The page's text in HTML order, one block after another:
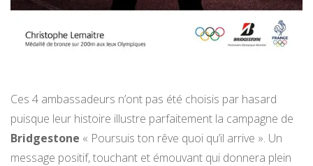
Ces 4 ambassadeurs n’ont pas été choisis par hasard
puisque leur histoire illustre parfaitement la campagne de
Bridgestone « Poursuis ton rêve quoi qu’il arrive ». Un
message positif, touchant et émouvant qui donnera plein